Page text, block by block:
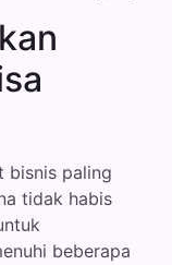
bisnis paling
tidak habis
beberapa